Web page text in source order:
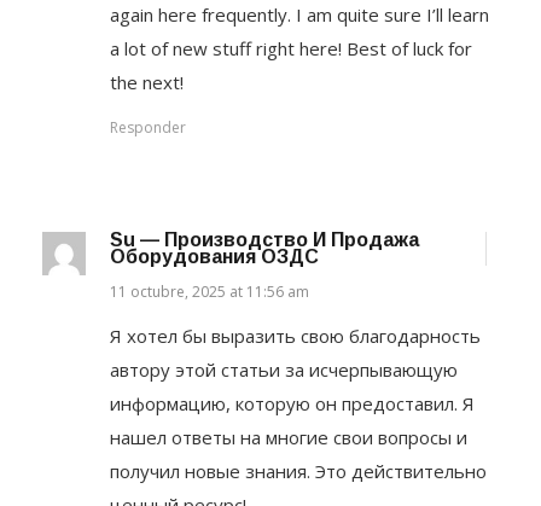
again here frequently. I am quite sure I’ll learn
a lot of new stuff right here! Best of luck for
the next!
Responder
Su — Производство И Продажа
Оборудования ОЗДС
11 octubre, 2025 at 11:56 am
Я хотел бы выразить свою благодарность
автору этой статьи за исчерпывающую
информацию, которую он предоставил. Я
нашел ответы на многие свои вопросы и
получил новые знания. Это действительно